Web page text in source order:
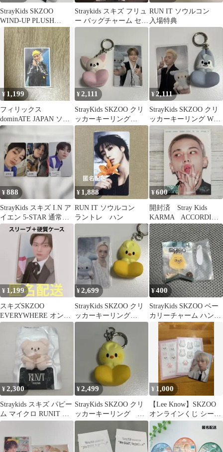
StrayKids SKZOO
WIND-UP PLUSH
PuppyM
Straykids スキズ フリュ
ー バッグチャーム セッ
ト
RUN IT ソウルコン
入場特典
¥ 1,199
フィリックス
dominATE JAPAN ソニ
ミュ特典 ICカードス
¥2,111
StrayKids SKZOO クリ
ッカーキーリング
FoxI.Ny
¥2,111
StrayKids SKZOO クリ
ッカーキーリング Wolf
Chan
¥888
StrayKids スキズ I.N ア
イエン 5-STAR 通常盤
封入
¥ 1,888
RUN IT ソウルコン
ラントレ ハン
¥600
開封済 Stray Kids
KARMA ACCORDION
VER ヒョンジン
¥ 1,199
スキズSKZOO
EVERYWHERE オンラ
イン 特典 トレカ リノ
¥2,699
StrayKids SKZOO クリ
ッカーキーリング
BbokAri
¥400
StrayKids SKZOO ベー
カリーチャーム ハンク
オッカ ガチャガチャ
¥2,300
Straykids スキズ パピー
ム マイクロ RUNIT ソ
ウルコン
¥2,499
StrayKids SKZOO クリ
ッカーキーリング
BbokAri
¥ 1,000
【Lee Know】SKZOO
オンラインくじ シール
& トレカA 2点